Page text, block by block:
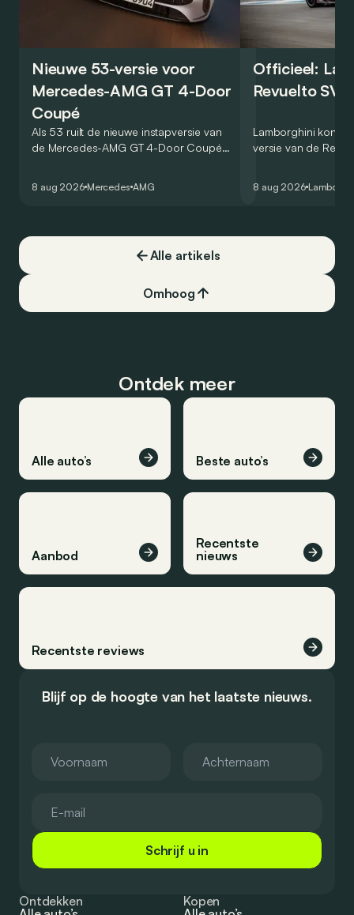
Nieuwe 53-versie voor
Mercedes-AMG GT 4-Door
Coupé
Als 53 ruilt de nieuwe instapversie van
de Mercedes-AMG GT 4-Door Coupé
8 aug 2026 Mercedes AMG
Officieel:
Revuelto SV
Lamborghini
versie van de
een record voor
8 aug 2026
Alle artikels
Omhoog
Ontdek meer
Alle auto’s Beste auto’s
Aanbod
Recentste
nieuws
Recentste reviews
Blijf op de hoogte van het laatste nieuws.
Schrijf u in
Ontdekken
Kopen